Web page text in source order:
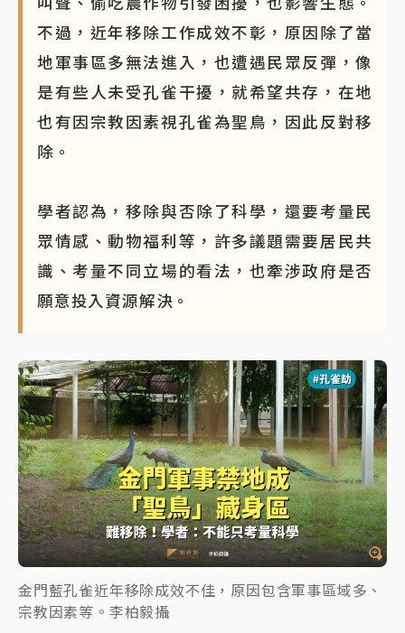
不過，近年移除工作成效不彰，原因除了當
地軍事區多無法進入，也遭遇民眾反彈，像
是有些人未受孔雀干擾，就希望共存，在地
也有因宗教因素視孔雀為聖鳥，因此反對移
除。
學者認為，移除與否除了科學，還要考量民
眾情感、動物福利等，許多議題需要居民共
識、考量不同立場的看法，也牽涉政府是否
願意投入資源解決。
金門藍孔雀近年移除成效不佳，原因包含軍事區域多、
宗教因素等。李柏毅攝